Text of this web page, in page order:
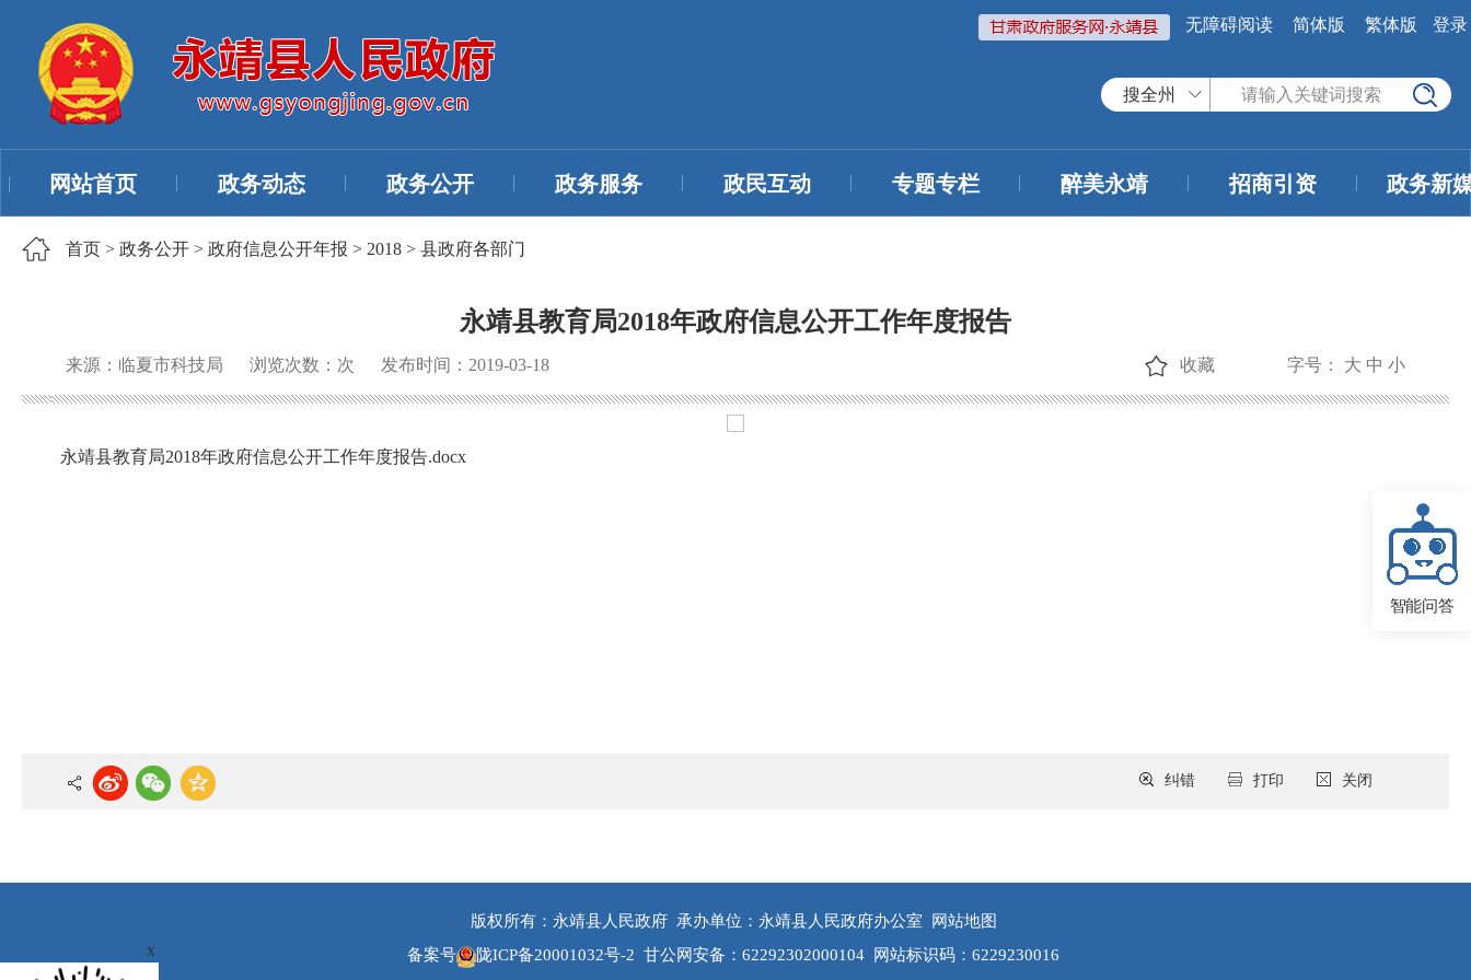
无障碍阅读 简体版 繁体版 登录
搜全州
网站首页 政务动态 政务公开 政务服务 政民互动 专题专栏 醉美永靖 招商引资 政务新
首页 > 政务公开 > 政府信息公开年报 > 2018 > 县政府各部门
永靖县教育局2018年政府信息公开工作年度报告
来源：临夏市科技局 浏览次数： 次 发布时间：2019-03-18 字号： 大 中 小
收藏
永靖县教育局2018年政府信息公开工作年度报告.docx
关闭
打印
纠错
版权所有：永靖县人民政府 承办单位：永靖县人民政府办公室
网站地图
备案号
陇ICP备20001032号-2 甘公网安备：62292302000104 网站标识码：6229230016
智能问答
x